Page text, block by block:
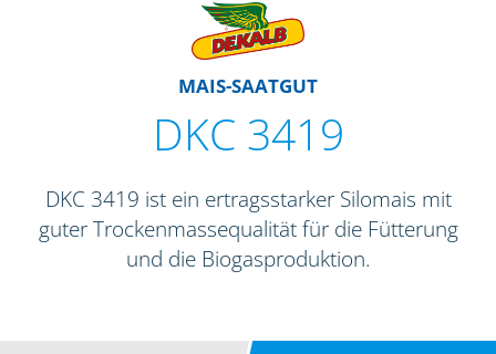
MAIS-SAATGUT
DKC 3419
DKC 3419 ist ein ertragsstarker Silomais mit
guter Trockenmassequalität für die Fütterung
und die Biogasproduktion.